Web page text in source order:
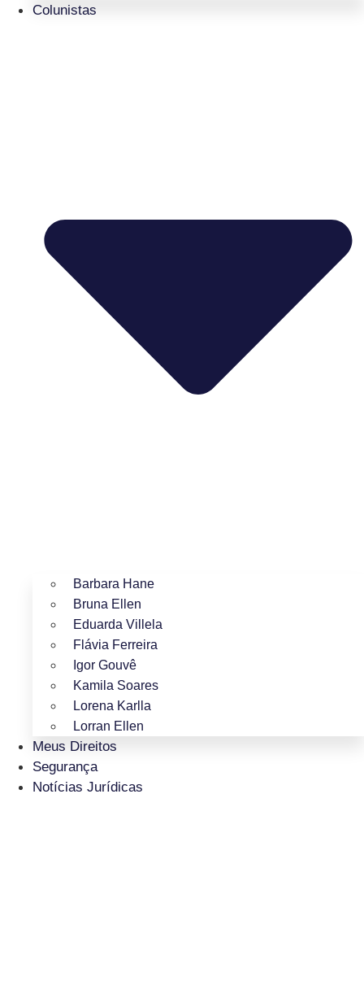
Colunistas
Barbara Hane
Bruna Ellen
Eduarda Villela
Flávia Ferreira
Igor Gouvê
Kamila Soares
Lorena Karlla
Lorran Ellen
Meus Direitos
Segurança
Notícias Jurídicas